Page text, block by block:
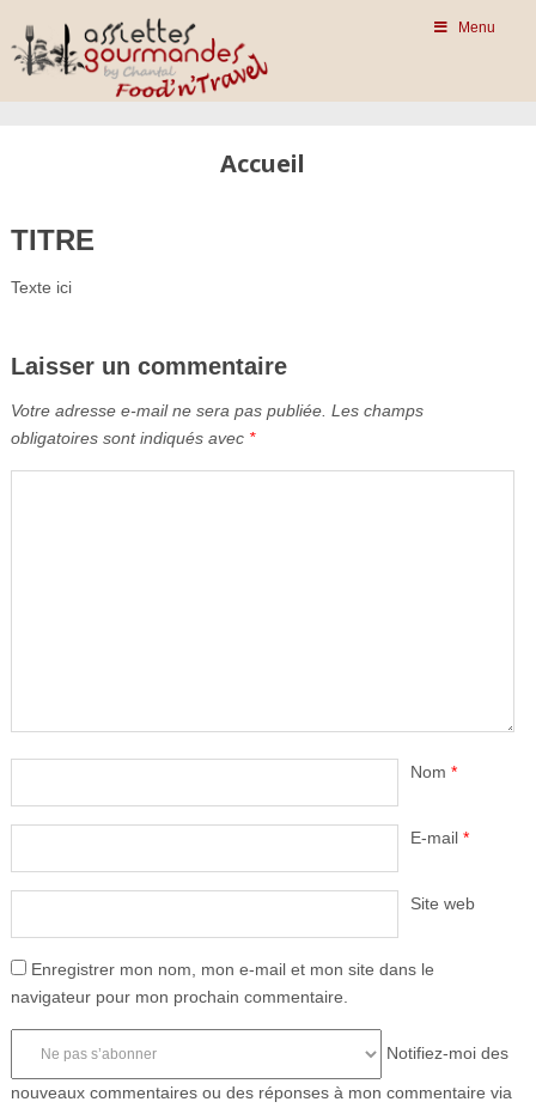
Menu
Accueil
TITRE
Texte ici
Laisser un commentaire
Votre adresse e-mail ne sera pas publiée. Les champs
obligatoires sont indiqués avec *
Nom *
E-mail *
Site web
Enregistrer mon nom, mon e-mail et mon site dans le
navigateur pour mon prochain commentaire.
Notifiez-moi des
nouveaux commentaires ou des réponses à mon commentaire via